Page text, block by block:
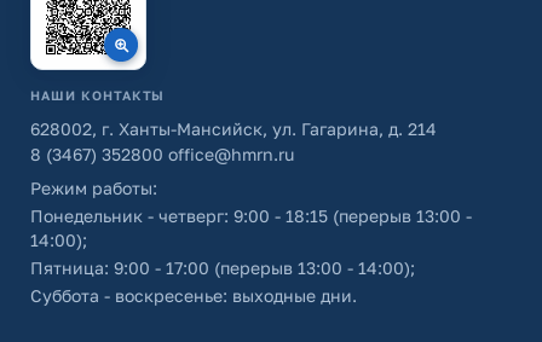
НАШИ КОНТАКТЫ
628002, г. Ханты-Мансийск, ул. Гагарина, д. 214
8 (3467) 352800 office@hmrn.ru
Режим работы:
Понедельник - четверг: 9:00 - 18:15 (перерыв 13:00 -
14:00);
Пятница: 9:00 - 17:00 (перерыв 13:00 - 14:00);
Суббота - воскресенье: выходные дни.